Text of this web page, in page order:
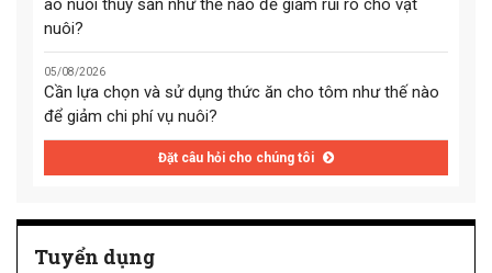
ao nuôi thủy sản như thế nào để giảm rủi ro cho vật
nuôi?
05/08/2026
Cần lựa chọn và sử dụng thức ăn cho tôm như thế nào
để giảm chi phí vụ nuôi?
Đặt câu hỏi cho chúng tôi
Tuyển dụng